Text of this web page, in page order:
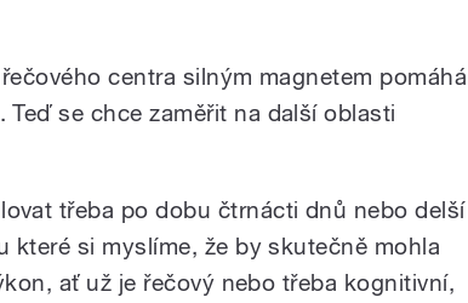
centra silným magnetem pomáhá
se chce zaměřit na další oblasti
třeba po dobu čtrnácti dnů nebo delší
které si myslíme, že by skutečně mohla
ať už je řečový nebo třeba kognitivní,